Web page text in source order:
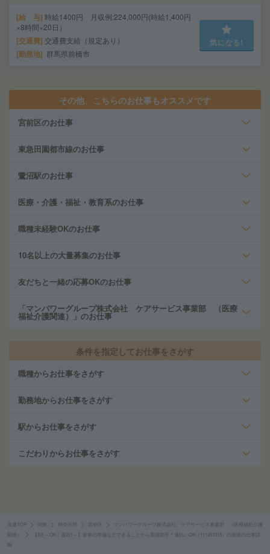
給 与 時給1400円 月収例:224,000円(時給1,400円
×8時間×20日）
交通費 交通費支給（規定あり）
勤務地 群馬県前橋市
気になる!
その他、こちらのお仕事もオススメです
宮前区のお仕事
東急田園都市線のお仕事
鷺沼駅のお仕事
医療・介護・福祉・教育系のお仕事
職種未経験OKのお仕事
10名以上の大量募集のお仕事
友だちと一緒の応募OKのお仕事
「マンパワーグループ株式会社 ケアサービス事業部 （医療
福祉介護関連）」のお仕事
条件を指定してお仕事をさがす
職種からお仕事をさがす
勤務地からお仕事をさがす
駅からお仕事をさがす
こだわりからお仕事をさがす
派遣TOP 神奈川県 宮前区
マンパワーグループ株式会社 ケアサービス事業部 （医療福祉介護
関連）
【8月～OK！週2日～】食事の準備などできることから看護助手＊週払いOK（111451315）の派遣の仕事詳
細